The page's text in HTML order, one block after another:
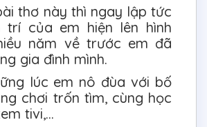
thơ này thì ngay lập tức
trí của em hiện lên hình
năm về trước em đã
gia đình mình.
lúc em nô đùa với bố
chơi trốn tìm, cùng học
tivi,...